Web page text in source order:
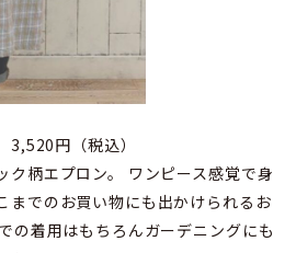
円（税込）
ク柄エプロン。 ワンピース感覚で身
までのお買い物にも出かけられるお
の着用はもちろんガーデニングにも